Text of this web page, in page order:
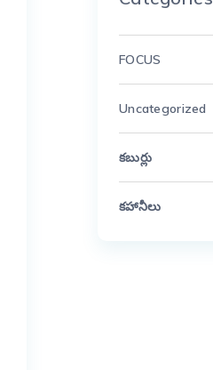
FOCUS
Uncategorized
కబుర్లు
కహానీలు